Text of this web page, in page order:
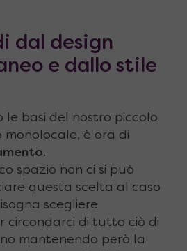
dal design
e dallo stile
le basi del nostro piccolo
è ora di
.
spazio non ci si può
questa scelta al caso
scegliere
circondarci di tutto ciò di
mantenendo però la